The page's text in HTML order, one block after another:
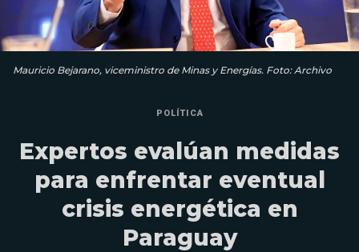
Mauricio Bejarano, viceministro de Minas y Energías. Foto: Archivo
POLÍTICA
Expertos evalúan medidas
para enfrentar eventual
crisis energética en
Paraguay